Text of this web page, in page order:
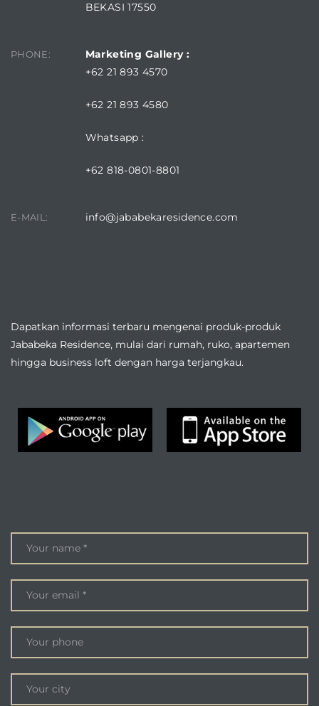
BEKASI 17550
PHONE:
Marketing Gallery :
+62 21 893 4570
+62 21 893 4580
Whatsapp :
+62 818-0801-8801
E-MAIL: info@jababekaresidence.com
Dapatkan informasi terbaru mengenai produk-produk
Jababeka Residence, mulai dari rumah, ruko, apartemen
hingga business loft dengan harga terjangkau.